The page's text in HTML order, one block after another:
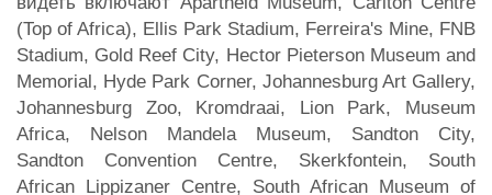
(Top of Africa), Ellis Park Stadium, Ferreira's Mine, FNB
Stadium, Gold Reef City, Hector Pieterson Museum and
Memorial, Hyde Park Corner, Johannesburg Art Gallery,
Johannesburg Zoo, Kromdraai, Lion Park, Museum
Africa, Nelson Mandela Museum, Sandton City,
Sandton Convention Centre, Skerkfontein, South
African Lippizaner Centre, South African Museum of